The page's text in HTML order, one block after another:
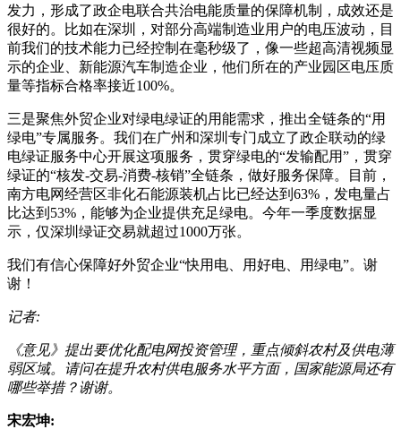
发力，形成了政企电联合共治电能质量的保障机制，成效还是
很好的。比如在深圳，对部分高端制造业用户的电压波动，目
前我们的技术能力已经控制在毫秒级了，像一些超高清视频显
示的企业、新能源汽车制造企业，他们所在的产业园区电压质
量等指标合格率接近100%。
三是聚焦外贸企业对绿电绿证的用能需求，推出全链条的“用
绿电”专属服务。我们在广州和深圳专门成立了政企联动的绿
电绿证服务中心开展这项服务，贯穿绿电的“发输配用”，贯穿
绿证的“核发-交易-消费-核销”全链条，做好服务保障。目前，
南方电网经营区非化石能源装机占比已经达到63%，发电量占
比达到53%，能够为企业提供充足绿电。今年一季度数据显
示，仅深圳绿证交易就超过1000万张。
我们有信心保障好外贸企业“快用电、用好电、用绿电”。谢
谢！
记者:
《意见》提出要优化配电网投资管理，重点倾斜农村及供电薄
弱区域。请问在提升农村供电服务水平方面，国家能源局还有
哪些举措？谢谢。
宋宏坤: